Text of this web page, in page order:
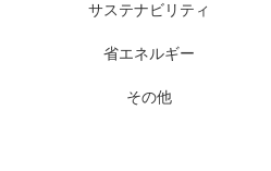
サステナビリティ
省エネルギー
その他